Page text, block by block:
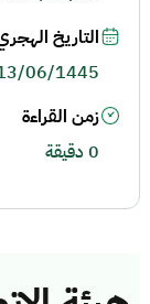
التاريخ
06/1445
زمن القراءة
0 دقيقة